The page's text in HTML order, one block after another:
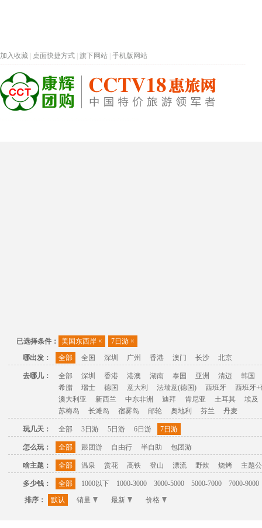
加入收藏 桌面快捷方式 旗下网站 手机版网站
已选择条件： 美国东西岸 × 7日游 ×
哪出发：
全部 全国 深圳 广州 香港 澳门 长沙 北京
去哪儿： 全部 深圳 香港 港澳 湖南 泰国 亚洲 清迈
韩国
希腊
瑞士 德国 意大利 法瑞意(德国) 西班牙
西班牙+
澳大利亚
新西兰 中东非洲 迪拜 肯尼亚 土耳其
埃及
苏梅岛
长滩岛 宿雾岛 邮轮 奥地利 芬兰 丹麦
玩几天： 全部 3日游 5日游 6日游 7日游
怎么玩： 全部 跟团游 自由行 半自助 包团游
啥主题： 全部 温泉 赏花 高铁 登山 漂流 野炊 烧烤 主题
多少钱： 全部 1000以下 1000-3000 3000-5000 5000-7000
7000-9000
排序：
默认 销量 最新 价格